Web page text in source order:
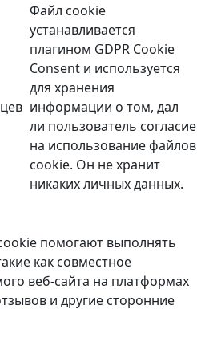
Файл cookie
устанавливается
плагином GDPR Cookie
Consent и используется
для хранения
информации о том, дал
ли пользователь согласие
на использование файлов
cookie. Он не хранит
никаких личных данных.
помогают выполнять
как совместное
веб-сайта на платформах
и другие сторонние